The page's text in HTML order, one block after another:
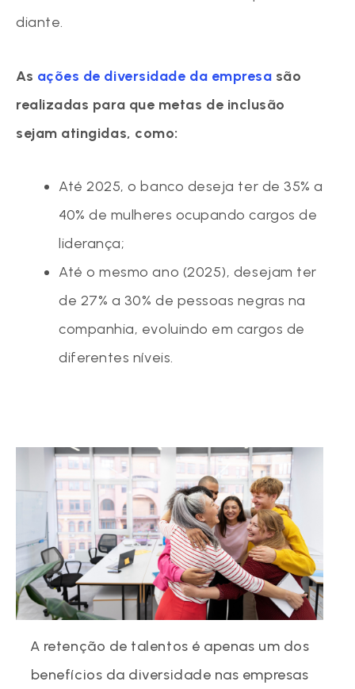
diante.
As ações de diversidade da empresa são
realizadas para que metas de inclusão
sejam atingidas, como:
Até 2025, o banco deseja ter de 35% a
40% de mulheres ocupando cargos de
liderança;
Até o mesmo ano (2025), desejam ter
de 27% a 30% de pessoas negras na
companhia, evoluindo em cargos de
diferentes níveis.
A retenção de talentos é apenas um dos
benefícios da diversidade nas empresas